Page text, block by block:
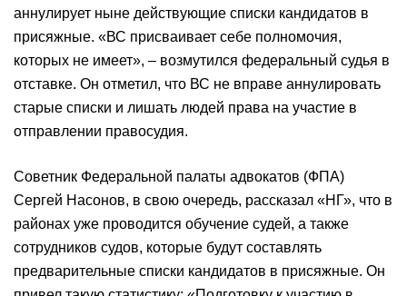
аннулирует ныне действующие списки кандидатов в
присяжные. «ВС присваивает себе полномочия,
которых не имеет», – возмутился федеральный судья в
отставке. Он отметил, что ВС не вправе аннулировать
старые списки и лишать людей права на участие в
отправлении правосудия.
Советник Федеральной палаты адвокатов (ФПА)
Сергей Насонов, в свою очередь, рассказал «НГ», что в
районах уже проводится обучение судей, а также
сотрудников судов, которые будут составлять
предварительные списки кандидатов в присяжные. Он